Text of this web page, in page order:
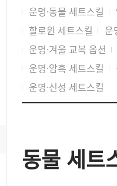
운명·동물 세트스킬
할로윈 세트스킬
운
운명·겨울 교복 옵션
운명·암흑 세트스킬
운명·신성 세트스킬
동물 세트